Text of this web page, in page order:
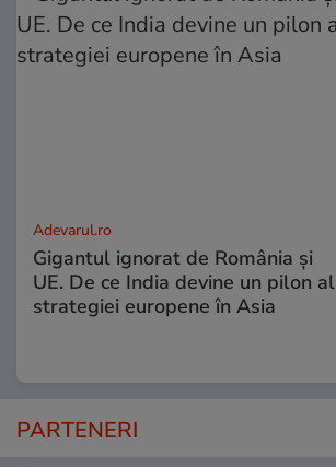
Adevarul.ro
Gigantul ignorat de România și
UE. De ce India devine un pilon al
strategiei europene în Asia
PARTENERI